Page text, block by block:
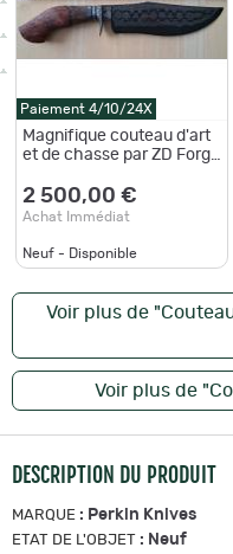
Paiement 4/10/24X
Magnifique couteau d'art
et de chasse par ZD Forge
2 500,00 €
Achat Immédiat
Neuf - Disponible
Voir plus de
Voir plus de
DESCRIPTION DU PRODUIT
MARQUE : Perkin Knives
ETAT DE L'OBJET : Neuf